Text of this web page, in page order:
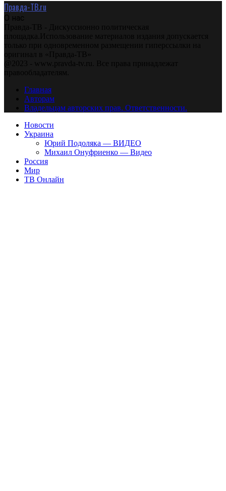
Правда-ТВ.ru
О нас
Правда-ТВ - Дискуссионно политическая
площадка.Использование материалов издания допускается
только при одновременном размещении гиперссылки на
оригинал в «Правда-ТВ»
@2023 - www.pravda-tv.ru. Все права принадлежат
правообладателям.
Главная
Авторам
Владельцам авторских прав. Ответственности.
Новости
Украина
Юрий Подоляка — ВИДЕО
Михаил Онуфриенко — Видео
Россия
Мир
ТВ Онлайн